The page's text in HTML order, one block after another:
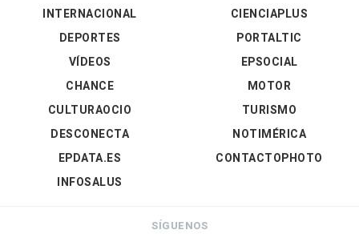
INTERNACIONAL
DEPORTES
VÍDEOS
CIENCIAPLUS
PORTALTIC
EPSOCIAL
CHANCE
CULTURAOCIO
DESCONECTA
EPDATA.ES
INFOSALUS
MOTOR
TURISMO
NOTIMÉRICA
CONTACTOPHOTO
SÍGUENOS